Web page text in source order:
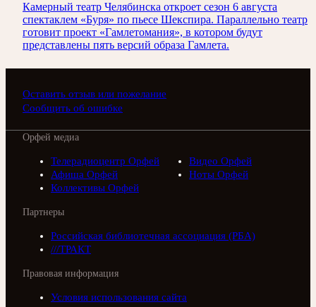
Камерный театр Челябинска откроет сезон 6 августа
спектаклем «Буря» по пьесе Шекспира. Параллельно театр
готовит проект «Гамлетомания», в котором будут
представлены пять версий образа Гамлета.
Оставить отзыв или пожелание
Сообщить об ошибке
Орфей медиа
Телерадиоцентр Орфей
Видео Орфей
Афиша Орфей
Ноты Орфей
Коллективы Орфей
Партнеры
Российская библиотечная ассоциация (РБА)
///ТРАКТ
Правовая информация
Условия использования сайта